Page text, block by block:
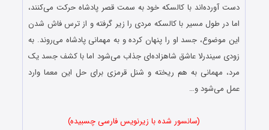
دست آورده‌اند با کالسکه خود به سمت قصر پادشاه حرکت می‌کنند،
اما در طول مسیر با کالسکه مردی را زیر گرفته و از ترس فاش شدن
این موضوع، جسد او را پنهان کرده و به مهمانی پادشاه می‌روند. به
زودی سیندرلا عاشق شاهزاده‌ای جذاب می‌شود اما با کشف جسد یک
مرد، مهمانی به هم ریخته و شنل قرمزی برای حل این معما وارد
عمل می‌شود و…
(سانسور شده با زیرنویس فارسی چسبیده)